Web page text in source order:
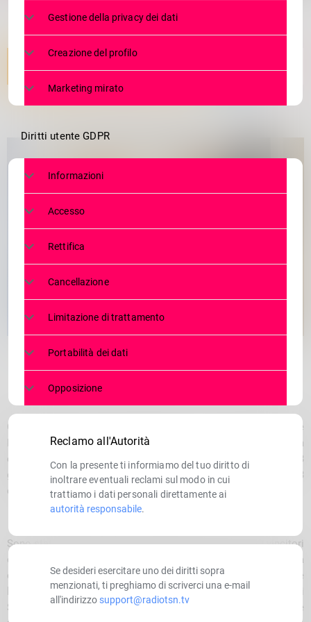
Grandi numeri per una grande festa. Il Comitato Regionale
Lombardo della Federazione Italiana di Atletica Leggera ha
celebrato attraverso la Festa dell’Atletica Lombarda sabato 13
gennaio 2024 all’auditorium BCC Milano a Carugate un 2023
d’eccellenza per l’atletica della regione.
Sono stati premiati gli atleti e le atlete di club lombardi vincitori
di titoli italiani o convocati in Nazionale nel 2023, le società
campioni d’Italia e vincitrici di trofei regionali l’anno passato e
le scuole salite sul “trono” delle fasi regionali dei Campionati
Studenteschi di cross e pista: il momento ideale per celebrare
Gestione della privacy dei dati
Creazione del profilo
Marketing mirato
Diritti utente GDPR
Informazioni
Accesso
Rettifica
Cancellazione
Limitazione di trattamento
Portabilità dei dati
Opposizione
Reclamo all'Autorità
Con la presente ti informiamo del tuo diritto di
inoltrare eventuali reclami sul modo in cui
trattiamo i dati personali direttamente ai
autorità responsabile.
Se desideri esercitare uno dei diritti sopra
menzionati, ti preghiamo di scriverci una e-mail
all'indirizzo support@radiotsn.tv